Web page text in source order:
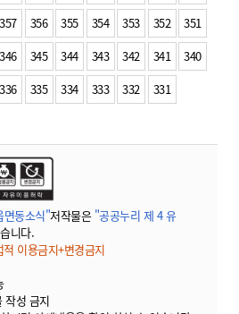
357 356 355 354 353 352
351
346 345 344 343 342 341
340
336 335 334 333 332 331
면동소식"저작물은 "공공누리 제 4 유
니다.
이용금지+변경금지
작성 금지